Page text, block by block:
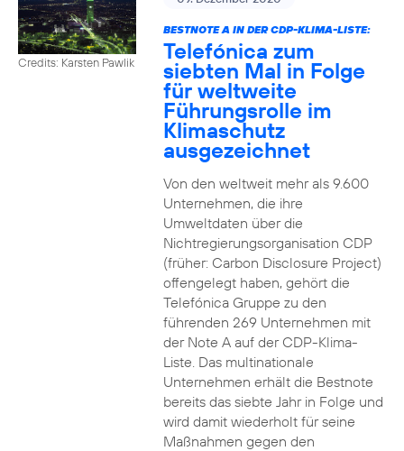
Credits: Karsten Pawlik
BESTNOTE A IN DER CDP-KLIMA-LISTE:
Telefónica zum
siebten Mal in Folge
für weltweite
Führungsrolle im
Klimaschutz
ausgezeichnet
Von den weltweit mehr als 9.600
Unternehmen, die ihre
Umweltdaten über die
Nichtregierungsorganisation CDP
(früher: Carbon Disclosure Project)
offengelegt haben, gehört die
Telefónica Gruppe zu den
führenden 269 Unternehmen mit
der Note A auf der CDP-Klima-
Liste. Das multinationale
Unternehmen erhält die Bestnote
bereits das siebte Jahr in Folge und
wird damit wiederholt für seine
Maßnahmen gegen den